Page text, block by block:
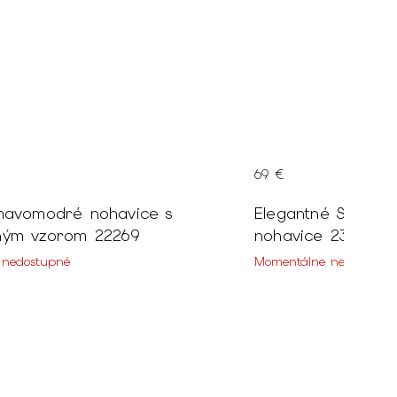
nohavice s
vzorom 22269
Elegantné Slim fit
nohavice 23445
Momentálne
69 €